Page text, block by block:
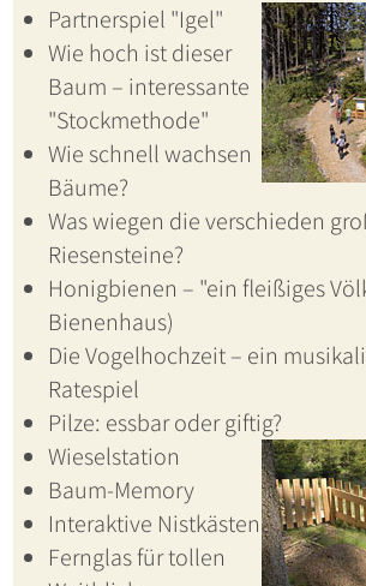
Partnerspiel "Igel"
Wie hoch ist dieser
Baum – interessante
"Stockmethode"
Wie schnell wachsen
Bäume?
Was wiegen die verschieden
Riesensteine?
Honigbienen – "ein fleißiges
Bienenhaus)
Die Vogelhochzeit – ein
Ratespiel
Pilze: essbar oder giftig?
Wieselstation
Baum-Memory
Interaktive Nistkästen
Fernglas für tollen